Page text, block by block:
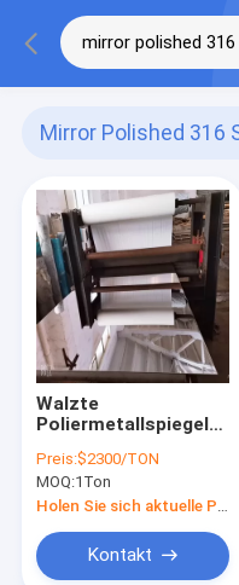
Mirror Polished 316
Walzte
Poliermetallspiegel-
Edelstahlblech-316
No.4 Satin No.8 8k
kalt
Preis:$2300/TON
MOQ:1Ton
Kontakt